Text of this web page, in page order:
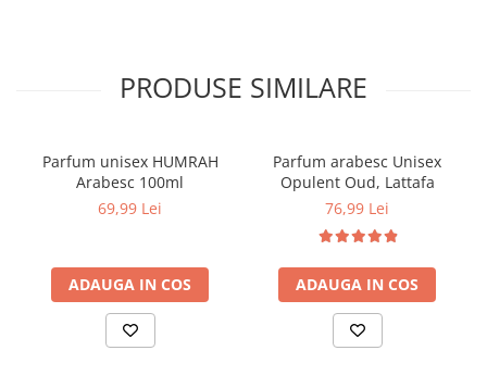
PRODUSE SIMILARE
Parfum unisex HUMRAH
Arabesc 100ml
69,99 Lei
ADAUGA IN COS
Parfum arabesc Unisex
Opulent Oud, Lattafa
76,99 Lei
ADAUGA IN COS